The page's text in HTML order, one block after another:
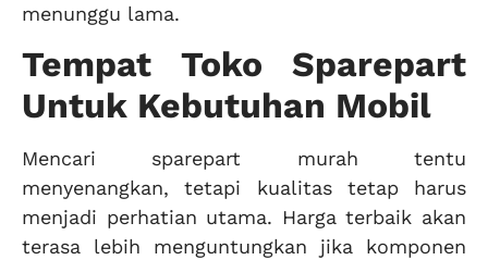
menunggu lama.
Tempat Toko Sparepart
Untuk Kebutuhan Mobil
Mencari sparepart murah tentu
menyenangkan, tetapi kualitas tetap harus
menjadi perhatian utama. Harga terbaik akan
terasa lebih menguntungkan jika komponen